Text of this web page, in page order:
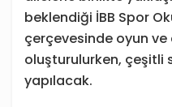
beklendiği İBB Spor
çerçevesinde oyun
oluşturulurken, çeşitli
yapılacak.